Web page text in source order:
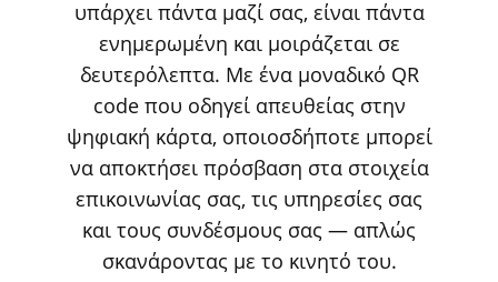
υπάρχει πάντα μαζί σας, είναι πάντα
ενημερωμένη και μοιράζεται σε
δευτερόλεπτα. Με ένα μοναδικό QR
code που οδηγεί απευθείας στην
ψηφιακή κάρτα, οποιοσδήποτε μπορεί
να αποκτήσει πρόσβαση στα στοιχεία
επικοινωνίας σας, τις υπηρεσίες σας
και τους συνδέσμους σας — απλώς
σκανάροντας με το κινητό του.